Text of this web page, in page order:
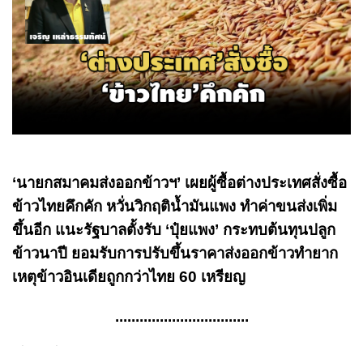
‘นายกสมาคมส่งออกข้าวฯ’ เผยผู้ซื้อต่างประเทศสั่งซื้อ
ข้าวไทยคึกคัก หวั่นวิกฤติน้ำมันแพง ทำค่าขนส่งเพิ่ม
ขึ้นอีก แนะรัฐบาลตั้งรับ ‘ปุ๋ยแพง’ กระทบต้นทุนปลูก
ข้าวนาปี ยอมรับการปรับขึ้นราคาส่งออกข้าวทำยาก
เหตุข้าวอินเดียถูกกว่าไทย 60 เหรียญ
.................................